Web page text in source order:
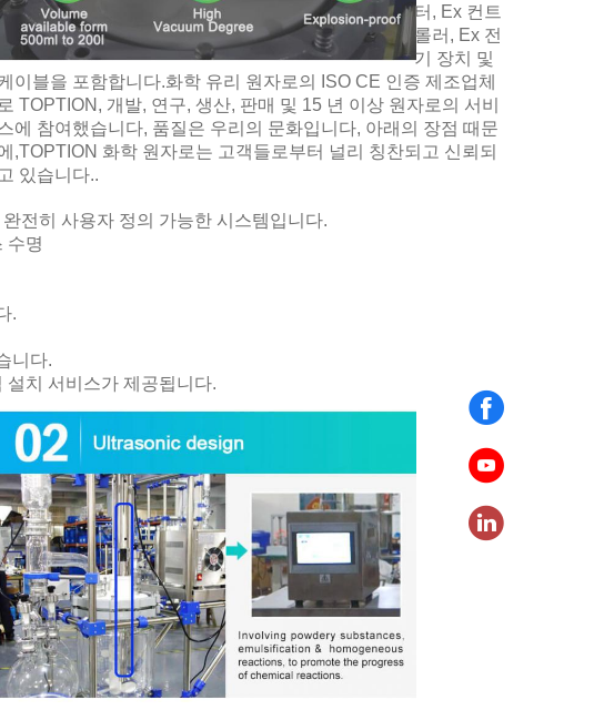
터, Ex 컨트
롤러, Ex 전
기 장치 및
이블을 포함합니다.화학 유리 원자로의 ISO CE 인증 제조업체
로 TOPTION, 개발, 연구, 생산, 판매 및 15 년 이상 원자로의 서비
에 참여했습니다, 품질은 우리의 문화입니다, 아래의 장점 때문
,TOPTION 화학 원자로는 고객들로부터 널리 칭찬되고 신뢰되
고 있습니다..
전히 사용자 정의 가능한 시스템입니다.
수명
.
니다.
설치 서비스가 제공됩니다.